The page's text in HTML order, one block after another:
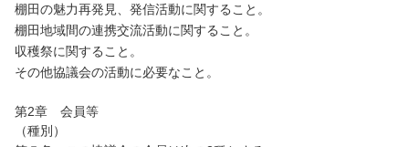
棚田の魅力再発見、発信活動に関すること。
棚田地域間の連携交流活動に関すること。
収穫祭に関すること。
その他協議会の活動に必要なこと。
第2章 会員等
（種別）